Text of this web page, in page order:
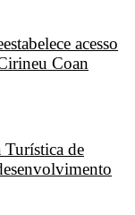
acesso
Coan
Turística de